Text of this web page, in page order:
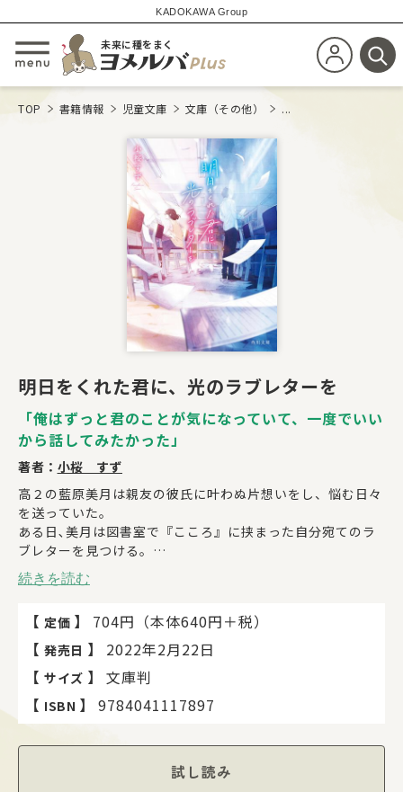
KADOKAWA Group
メニューを開閉する
未来に種をまく
新規会員登
検
TOP 書籍情報 児童文庫 文庫（その他） ...
明日をくれた君に、光のラブレターを
「俺はずっと君のことが気になっていて、一度でいい
から話してみたかった」
著者： 小桜 すず
高２の藍原美月は親友の彼氏に叶わぬ片想いをし、悩む日々
を送っていた｡
ある日､美月は図書室で『こころ』に挟まった自分宛てのラ
ブレターを見つける。
差出人の名前は｢佐藤｣、でも心当たりはゼロ。
不審に思いながらも返事を本に挟むと、翌日また手紙が！
にとって大切な存在になっていくが――｡
手紙にこめられた想いと衝撃の事実がわかるとき、涙が零れ
る。切なさに包まれる感動作！
続きを読む
【 定価 】
704円（本体640円＋税）
【 発売日 】
2022年2月22日
【 サイズ 】
文庫判
【 ISBN 】 9784041117897
試し読み